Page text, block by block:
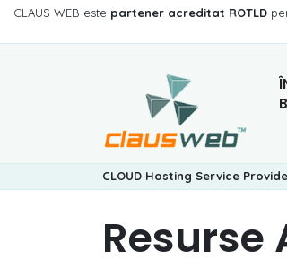
CLAUS WEB este partener acreditat ROTLD
CLOUD Hosting Service
Resurse